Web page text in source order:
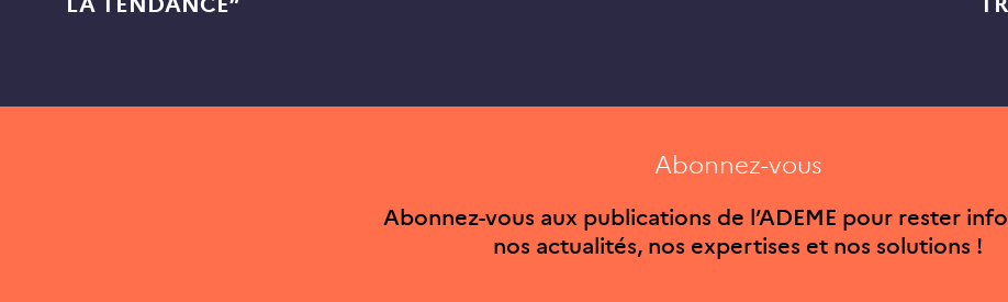
Abonnez-vous
Abonnez-vous aux publications de l’ADEME pour rester
nos actualités, nos expertises et nos solutions !